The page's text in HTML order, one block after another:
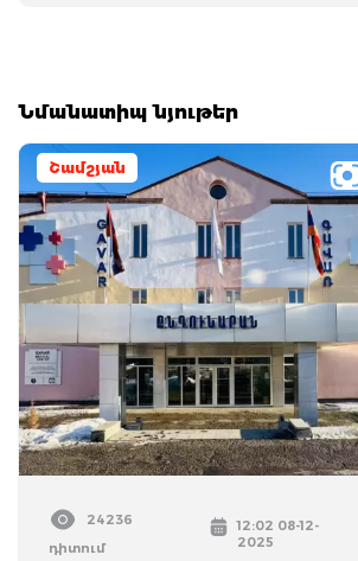
Նմանատիպ նյութեր
Շամշյան
24236
դիտում
12:02 08-12-
2025